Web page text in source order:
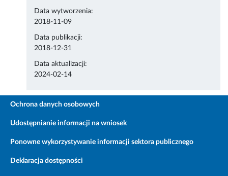
Data wytworzenia:
2018-11-09
Data publikacji:
2018-12-31
Data aktualizacji:
2024-02-14
Ochrona danych osobowych
Udostępnianie informacji na wniosek
Ponowne wykorzystywanie informacji sektora publicznego
Deklaracja dostępności